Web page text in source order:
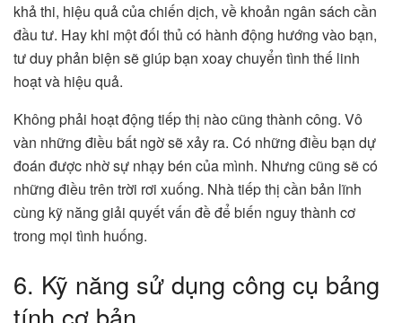
khả thi, hiệu quả của chiến dịch, về khoản ngân sách cần
đầu tư. Hay khi một đối thủ có hành động hướng vào bạn,
tư duy phản biện sẽ giúp bạn xoay chuyển tình thế linh
hoạt và hiệu quả.
Không phải hoạt động tiếp thị nào cũng thành công. Vô
vàn những điều bất ngờ sẽ xảy ra. Có những điều bạn dự
đoán được nhờ sự nhạy bén của mình. Nhưng cũng sẽ có
những điều trên trời rơi xuống. Nhà tiếp thị cần bản lĩnh
cùng kỹ năng giải quyết vấn đề để biến nguy thành cơ
trong mọi tình huống.
6. Kỹ năng sử dụng công cụ bảng
tính cơ bản